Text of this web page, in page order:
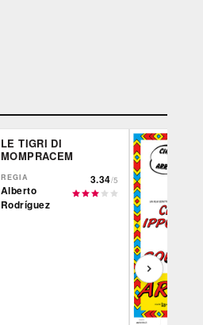
LE TIGRI DI
MOMPRACEM
REGIA
Alberto
Rodríguez
3.34/5